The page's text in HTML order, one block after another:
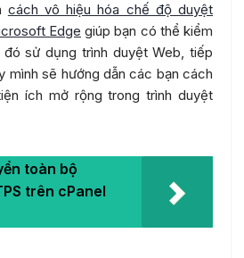
cách vô hiệu hóa chế độ duyệt
Edge giúp bạn có thể kiểm
sử dụng trình duyệt Web, tiếp
mình sẽ hướng dẫn các bạn cách
ích mở rộng trong trình duyệt
toàn bộ
trên cPanel